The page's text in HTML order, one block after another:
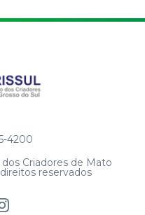
4200
Criadores de Mato
reservados